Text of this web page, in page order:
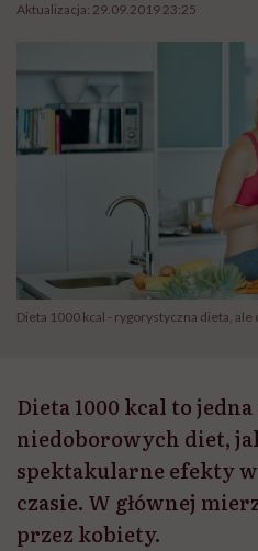
Aktualizacja: 29.09.2019 23:25
Dieta 1000 kcal - rygorystyczna dieta, ale
Dieta 1000 kcal to
niedoborowych diet,
spektakularne efekty
czasie. W głównej
przez kobiety.